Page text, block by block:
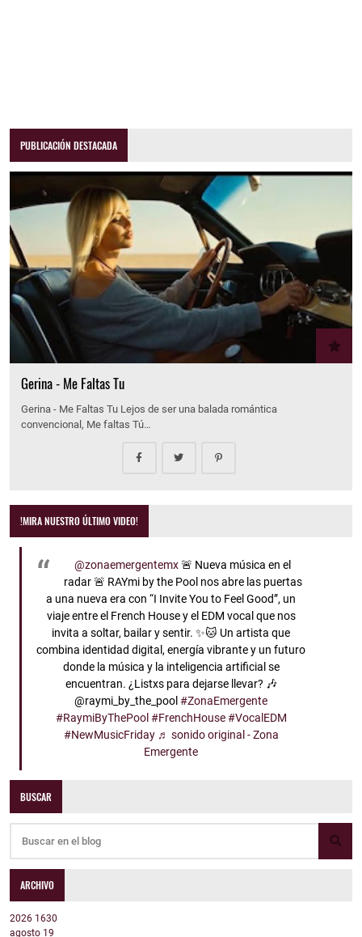
PUBLICACIÓN DESTACADA
Gerina - Me Faltas Tu
Gerina - Me Faltas Tu Lejos de ser una balada romántica
convencional, Me faltas Tú…
!MIRA NUESTRO ÚLTIMO VIDEO!
@zonaemergentemx🚨 Nueva música en el
radar 🚨 RAYmi by the Pool nos abre las puertas
a una nueva era con “I Invite You to Feel Good”, un
viaje entre el French House y el EDM vocal que nos
invita a soltar, bailar y sentir. ✨🐱 Un artista que
combina identidad digital, energía vibrante y un futuro
donde la música y la inteligencia artificial se
encuentran. ¿Listxs para dejarse llevar? 🎶
@raymi_by_the_pool#ZonaEmergente
#RaymiByThePool #FrenchHouse #VocalEDM
#NewMusicFriday ♬ sonido original - Zona
Emergente
BUSCAR
ARCHIVO
2026 1630
agosto 19